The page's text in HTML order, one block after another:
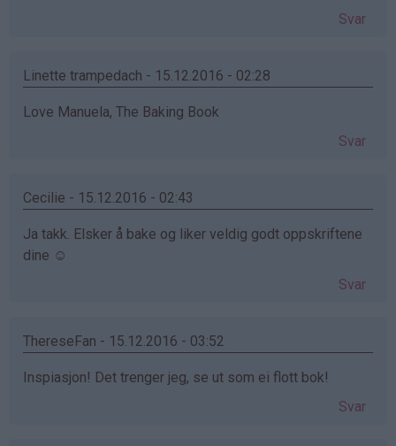
Svar
Linette trampedach - 15.12.2016 - 02:28
Love Manuela, The Baking Book
Svar
Cecilie - 15.12.2016 - 02:43
Ja takk. Elsker å bake og liker veldig godt oppskriftene
dine ☺️
Svar
ThereseFan - 15.12.2016 - 03:52
Inspiasjon! Det trenger jeg, se ut som ei flott bok!
Svar